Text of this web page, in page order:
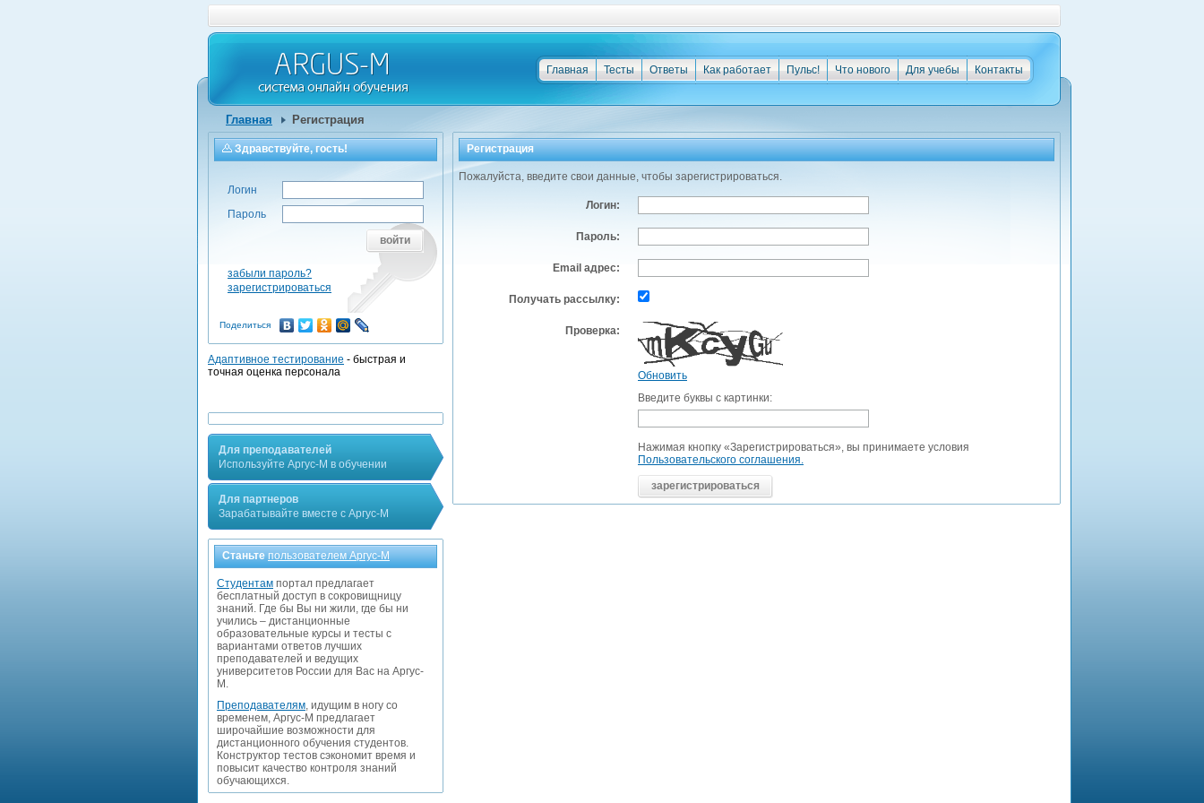
Контакты
Для учебы
Что нового
Пульс!
Как работает
Ответы
Тесты
Главная
Главная Регистрация
Регистрация
Пожалуйста, введите свои данные, чтобы зарегистрироваться.
Логин:
Пароль:
Email адрес:
Получать рассылку:
Проверка:
Обновить
Введите буквы с картинки:
Нажимая кнопку «Зарегистрироваться», вы принимаете условия
Пользовательского соглашения.
зарегистрироваться
Здравствуйте, гость!
Логин
Пароль
войти
забыли пароль?
зарегистрироваться
Поделиться
Адаптивное тестирование - быстрая и
точная оценка персонала
Для преподавателей
Используйте Аргус-М в обучении
Для партнеров
Зарабатывайте вместе с Аргус-М
Станьтепользователем Аргус-М
Студентам портал предлагает
бесплатный доступ в сокровищницу
знаний. Где бы Вы ни жили, где бы ни
учились – дистанционные
образовательные курсы и тесты с
вариантами ответов лучших
преподавателей и ведущих
университетов России для Вас на Аргус-
М.
Преподавателям, идущим в ногу со
временем, Аргус-М предлагает
широчайшие возможности для
дистанционного обучения студентов.
Конструктор тестов сэкономит время и
повысит качество контроля знаний
обучающихся.